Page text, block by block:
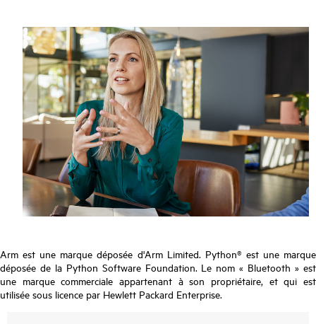
Arm est une marque déposée d'Arm Limited. Python® est une marque
déposée de la Python Software Foundation. Le nom « Bluetooth » est
une marque commerciale appartenant à son propriétaire, et qui est
utilisée sous licence par Hewlett Packard Enterprise.